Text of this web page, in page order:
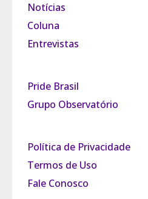
Notícias
Coluna
Entrevistas
Pride Brasil
Grupo Observatório
Política de Privacidade
Termos de Uso
Fale Conosco